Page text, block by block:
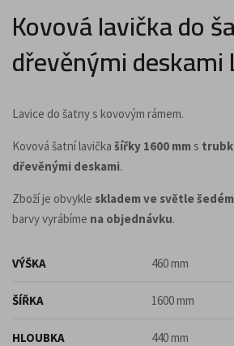
Kovová lavička do
dřevěnými deskami
Lavice do šatny s kovovým rámem.
Kovová šatní lavička šířky 1600 mms
dřevěnými deskami.
Zboží je obvykle skladem ve světle
barvy vyrábíme na objednávku.
VÝŠKA 460 mm
ŠÍŘKA 1600 mm
HLOUBKA 440 mm